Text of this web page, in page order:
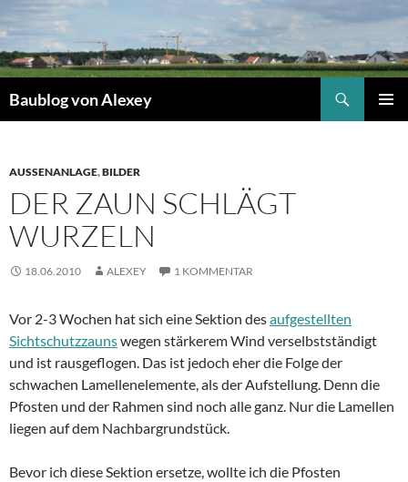
Inhalt
springen
Baublog von Alexey
AUSSENANLAGE ,BILDER
DER ZAUN SCHLÄGT
WURZELN
18.06.2010 ALEXEY 1 KOMMENTAR
Vor 2-3 Wochen hat sich eine Sektion desaufgestellten
Sichtschutzzaunswegen stärkerem Wind verselbstständigt
und ist rausgeflogen. Das ist jedoch eher die Folge der
schwachen Lamellenelemente, als der Aufstellung. Denn die
Pfosten und der Rahmen sind noch alle ganz. Nur die Lamellen
liegen auf dem Nachbargrundstück.
Bevor ich diese Sektion ersetze, wollte ich die Pfosten